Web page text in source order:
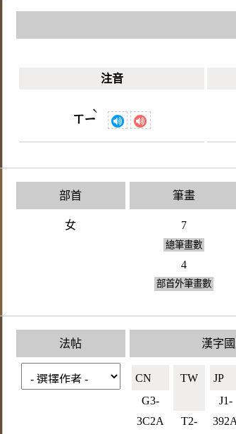
注音
ㄒㄧ
ˋ
部首
女
筆畫
7
總筆畫數
4
部首外筆畫數
法帖 漢字
CN🇨🇳
G3-
3C2A
TW
T2-
JP🇯🇵
J1-
392A